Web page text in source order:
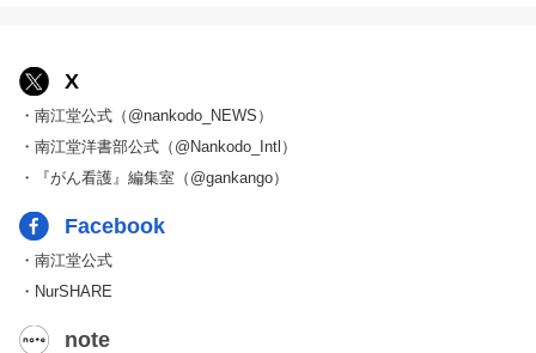
X
・南江堂公式（@nankodo_NEWS）
・南江堂洋書部公式（@Nankodo_Intl）
・『がん看護』編集室（@gankango）
Facebook
・南江堂公式
・NurSHARE
note